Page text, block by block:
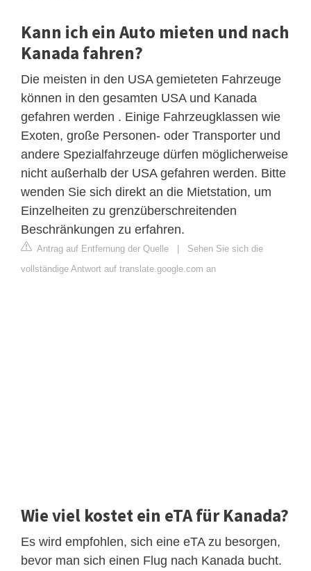
Kann ich ein Auto mieten und nach
Kanada fahren?
Die meisten in den USA gemieteten Fahrzeuge
können in den gesamten USA und Kanada
gefahren werden . Einige Fahrzeugklassen wie
Exoten, große Personen- oder Transporter und
andere Spezialfahrzeuge dürfen möglicherweise
nicht außerhalb der USA gefahren werden. Bitte
wenden Sie sich direkt an die Mietstation, um
Einzelheiten zu grenzüberschreitenden
Beschränkungen zu erfahren.
Antrag auf Entfernung der Quelle | Sehen Sie sich die
vollständige Antwort auf translate.google.com an
Wie viel kostet ein eTA für Kanada?
Es wird empfohlen, sich eine eTA zu besorgen,
bevor man sich einen Flug nach Kanada bucht.